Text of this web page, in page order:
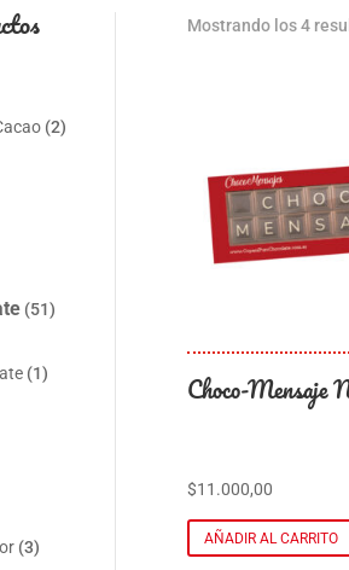
(2)
(51)
(1)
(3)
Mostrando los 4
Choco-Mensaje
$11.000,00
AÑADIR AL CARRITO